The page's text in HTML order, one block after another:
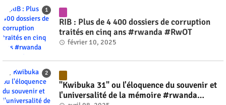
RIB : Plus de 4 400 dossiers de corruption
traités en cinq ans #rwanda #RwOT
février 10, 2025
"Kwibuka 31" ou l'éloquence du souvenir et
l'universalité de la mémoire #rwanda